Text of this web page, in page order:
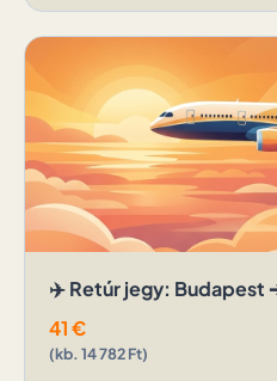
✈️ Retúr jegy: Budapest
41€
(kb. 14 782 Ft)